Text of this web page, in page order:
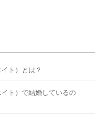
ト）とは？
ト）で結婚しているの